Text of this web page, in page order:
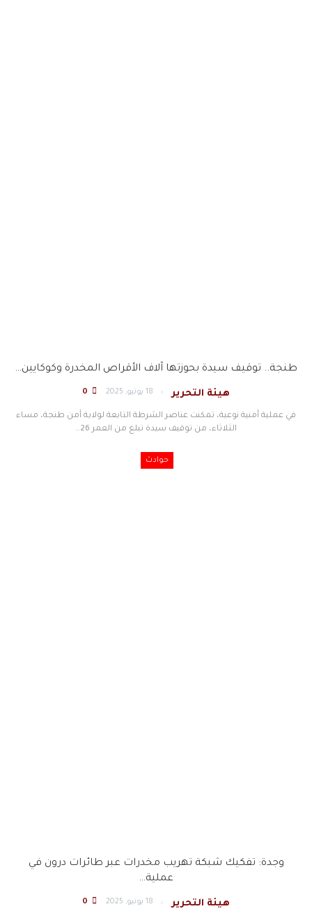
طنجة.. توقيف سيدة بحوزتها آلاف الأقراص المخدرة وكوكايين…
هيئة التحرير 18 يونيو, 2025
في عملية أمنية نوعية، تمكنت عناصر الشرطة التابعة لولاية أمن طنجة، مساء
الثلاثاء، من توقيف سيدة تبلغ من العمر 26
…
حوادث
وجدة: تفكيك شبكة تهريب مخدرات عبر طائرات درون في
عملية…
هيئة التحرير 18 يونيو, 2025